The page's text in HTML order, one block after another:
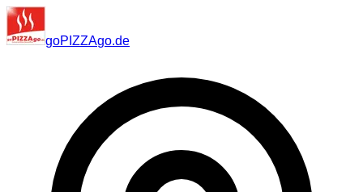
goPIZZAgo.de